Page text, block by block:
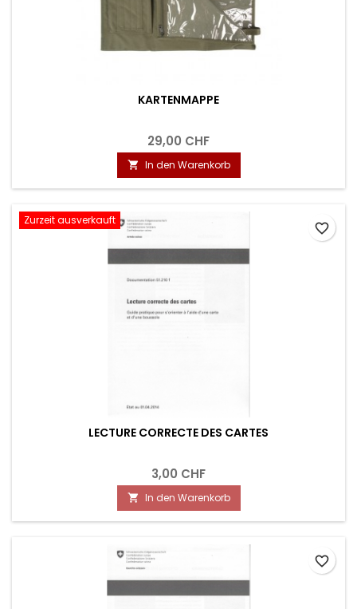
KARTENMAPPE
29,00 CHF
 In den Warenkorb
Zurzeit ausverkauft
LECTURE CORRECTE DES CARTES
3,00 CHF
 In den Warenkorb
favorite_border
favorite_border